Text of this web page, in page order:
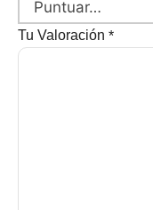
Tu Valoración *